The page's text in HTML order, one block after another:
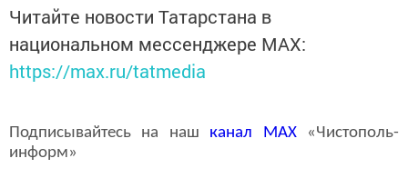
Читайте новости Татарстана в
национальном мессенджере MАХ:
https://max.ru/tatmedia
Подписывайтесь на наш канал MAX«Чистополь-
информ»